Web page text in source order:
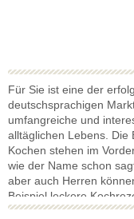
Für Sie ist eine der
deutschsprachigen
umfangreiche und
alltäglichen Lebens. Die
Kochen stehen im
wie der Name schon
aber auch Herren
Beispiel leckere
berücksichtigt die für